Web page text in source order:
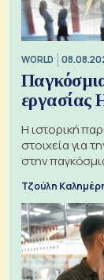
WORLD
εργασίας
Η ιστορική
στοιχεία για
στην
Τζούλη